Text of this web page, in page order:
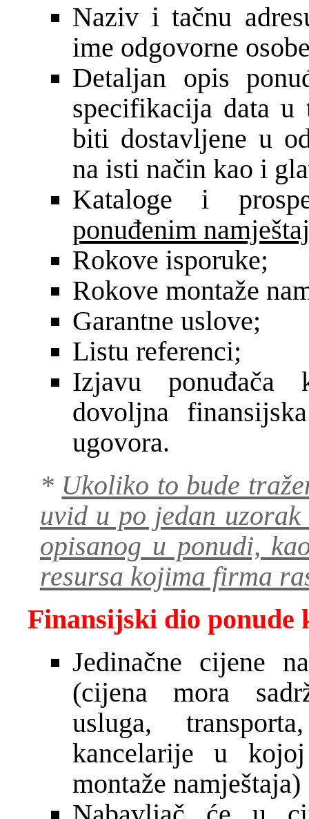
Naziv i tačnu
ime odgovorne
Detaljan opis
specifikacija data u
biti dostavljene u
na isti način kao i
Kataloge i
ponuđenim
Rokove isporuke;
Rokove montaže
Garantne uslove;
Listu referenci;
Izjavu ponuđača
dovoljna
ugovora.
* Ukoliko to bude
uvid u po jedan
opisanog u ponudi,
resursa kojima firma
Finansijski dio ponude
Jedinačne cijene
(cijena mora
usluga,
kancelarije u
montaže namještaja)